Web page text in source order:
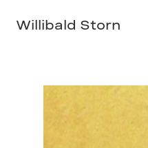
Willibald Storn